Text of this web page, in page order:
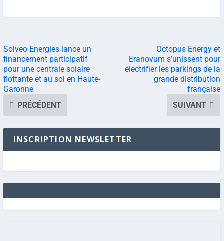
Solveo Energies lance un
financement participatif
pour une centrale solaire
flottante et au sol en Haute-
Garonne
PRÉCÉDENT
Octopus Energy et
Eranovum s’unissent pour
électrifier les parkings de la
grande distribution
française
SUIVANT
INSCRIPTION NEWSLETTER